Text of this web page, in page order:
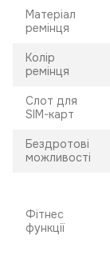
Матеріал
ремінця
Колір
ремінця
Слот для
SIM-карт
Бездротові
можливості
Фітнес
функції